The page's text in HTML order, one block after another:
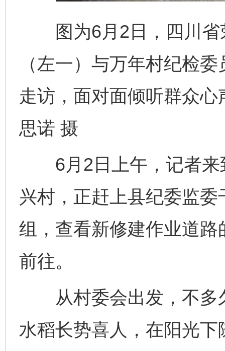
图为6月2日，四川省
（左一）与万年村纪检
走访，面对面倾听群众
思诺 摄
6月2日上午，记者来
兴村，正赶上县纪委监
组，查看新修建作业道
前往。
从村委会出发，不多
水稻长势喜人，在阳光